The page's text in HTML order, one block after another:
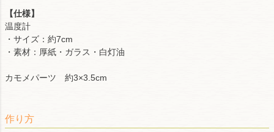
【仕様】
温度計
・サイズ：約7cm
・素材：厚紙・ガラス・白灯油
カモメパーツ 約3×3.5cm
作り方